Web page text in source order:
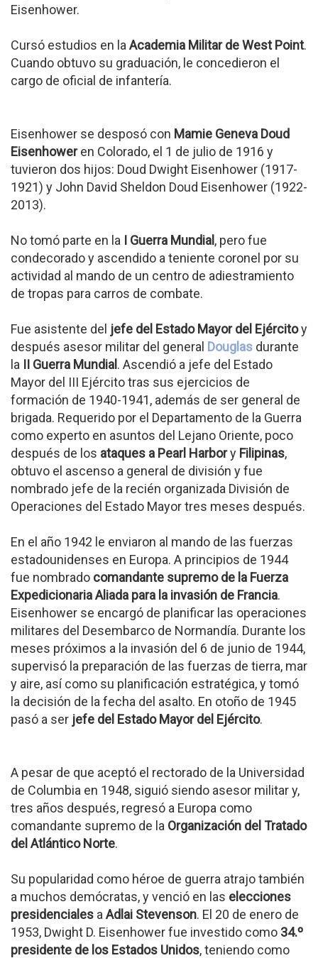
Eisenhower.
Cursó estudios en la Academia Militar de West Point.
Cuando obtuvo su graduación, le concedieron el
cargo de oficial de infantería.
Eisenhower se desposó con Mamie Geneva Doud
Eisenhoweren Colorado, el 1 de julio de 1916 y
tuvieron dos hijos: Doud Dwight Eisenhower (1917-
1921) y John David Sheldon Doud Eisenhower (1922-
2013).
No tomó parte en la I Guerra Mundial , pero fue
condecorado y ascendido a teniente coronel por su
actividad al mando de un centro de adiestramiento
de tropas para carros de combate.
Fue asistente del jefe del Estado Mayor del Ejércitoy
después asesor militar del general Douglas durante
la II Guerra Mundial . Ascendió a jefe del Estado
Mayor del III Ejército tras sus ejercicios de
formación de 1940-1941, además de ser general de
brigada. Requerido por el Departamento de la Guerra
como experto en asuntos del Lejano Oriente, poco
después de los ataques a Pearl Harbory Filipinas,
obtuvo el ascenso a general de división y fue
nombrado jefe de la recién organizada División de
Operaciones del Estado Mayor tres meses después.
En el año 1942 le enviaron al mando de las fuerzas
estadounidenses en Europa. A principios de 1944
fue nombrado comandante supremo de la Fuerza
Expedicionaria Aliada para la invasión de Francia.
Eisenhower se encargó de planificar las operaciones
militares del Desembarco de Normandía. Durante los
meses próximos a la invasión del 6 de junio de 1944,
supervisó la preparación de las fuerzas de tierra, mar
y aire, así como su planificación estratégica, y tomó
la decisión de la fecha del asalto. En otoño de 1945
pasó a ser jefe del Estado Mayor del Ejército.
A pesar de que aceptó el rectorado de la Universidad
de Columbia en 1948, siguió siendo asesor militar y,
tres años después, regresó a Europa como
comandante supremo de la Organización del Tratado
del Atlántico Norte.
Su popularidad como héroe de guerra atrajo también
a muchos demócratas, y venció en las elecciones
presidenciales a Adlai Stevenson. El 20 de enero de
1953, Dwight D. Eisenhower fue investido como 34.º
presidente de los Estados Unidos, teniendo como